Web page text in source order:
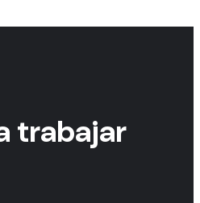
trabajar